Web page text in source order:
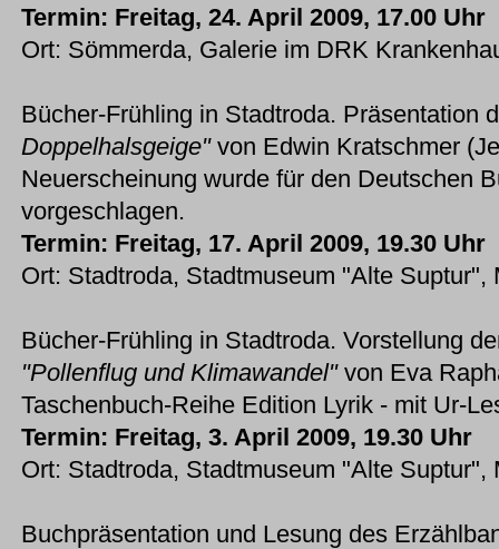
Termin: Freitag, 24. April 2009, 17.00 Uhr
Ort: Sömmerda, Galerie im DRK
Bücher-Frühling in Stadtroda. Präsentation
Doppelhalsgeige"von Edwin Kratschmer
Neuerscheinung wurde für den Deutschen
vorgeschlagen.
Termin: Freitag, 17. April 2009, 19.30 Uhr
Ort: Stadtroda, Stadtmuseum "Alte Suptur",
Bücher-Frühling in Stadtroda. Vorstellung
"Pollenflug und Klimawandel"von Eva
Taschenbuch-Reihe Edition Lyrik - mit Ur-
Termin: Freitag, 3. April 2009, 19.30 Uhr
Ort: Stadtroda, Stadtmuseum "Alte Suptur",
Buchpräsentation und Lesung des